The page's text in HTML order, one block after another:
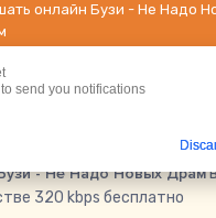
онлайн Бузи - Не Надо
Скачать
- Не Надо Новых Драм
320 kbps бесплатно
send you notifications